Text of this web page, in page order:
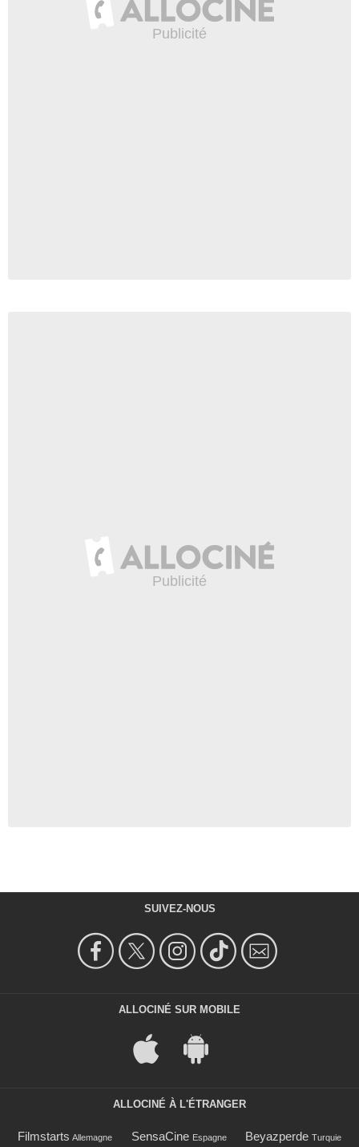
SUIVEZ-NOUS
ALLOCINÉ SUR MOBILE
ALLOCINÉ À L'ÉTRANGER
Filmstarts Allemagne SensaCine Espagne Beyazperde Turquie